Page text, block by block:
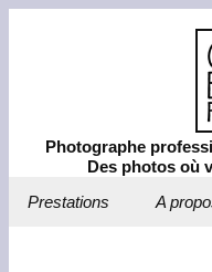
Photographe
Des photos où
Prestations
A